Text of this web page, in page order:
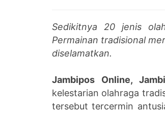
Sedikitnya 20 jenis
Permainan tradisional
diselamatkan.
Jambipos Online, Jambi
kelestarian olahraga
tersebut tercermin